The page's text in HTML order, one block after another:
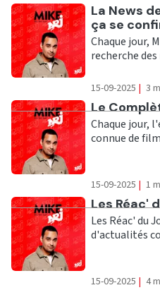
Ecouter
La News
ça se
Chaque jour,
recherche
15-09-2025 | 3
Ecouter
Le
Chaque jour,
connue de
15-09-2025 | 1
Ecouter
Les Réac'
Les Réac' du
d'actualités
15-09-2025 | 4